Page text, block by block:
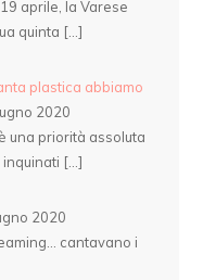
aprile, la Varese
quinta […]
plastica abbiamo
2020
una priorità assoluta
inquinati […]
2020
cantavano i